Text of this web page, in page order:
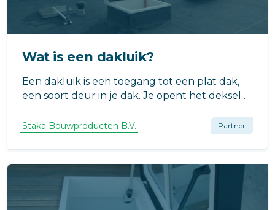
Wat is een dakluik?
Een dakluik is een toegang tot een plat dak,
een soort deur in je dak. Je opent het deksel
dak.
Staka Bouwproducten B.V. Partner